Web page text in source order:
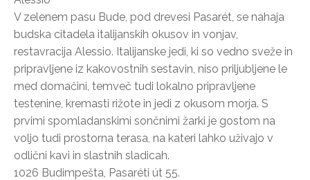
V zelenem pasu Bude, pod drevesi Pasarét, se nahaja
budska citadela italijanskih okusov in vonjav,
restavracija Alessio. Italijanske jedi, ki so vedno sveže in
pripravljene iz kakovostnih sestavin, niso priljubljene le
med domačini, temveč tudi lokalno pripravljene
testenine, kremasti rižote in jedi z okusom morja. S
prvimi spomladanskimi sončnimi žarki je gostom na
voljo tudi prostorna terasa, na kateri lahko uživajo v
odlični kavi in slastnih sladicah.
1026 Budimpešta, Pasaréti út 55.